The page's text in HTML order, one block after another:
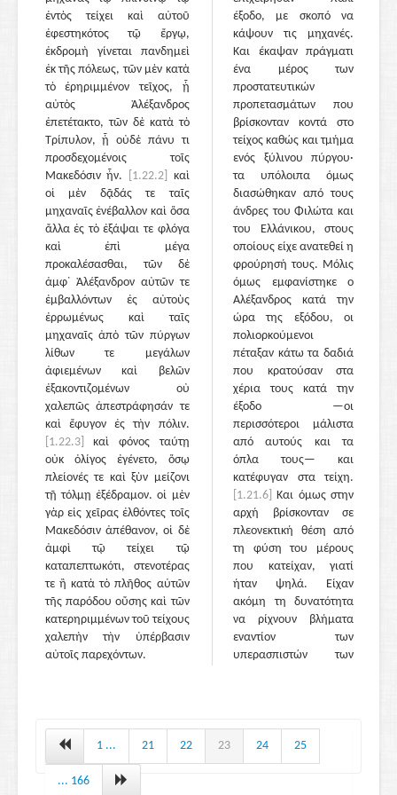
ἐντὸς τείχει καὶ αὐτοῦ
ἐφεστηκότος τῷ ἔργῳ,
ἐκδρομὴ γίνεται πανδημεὶ
ἐκ τῆς πόλεως, τῶν μὲν κατὰ
τὸ ἐρηριμμένον τεῖχος, ᾗ
αὐτὸς Ἀλέξανδρος
ἐπετέτακτο, τῶν δὲ κατὰ τὸ
Τρίπυλον, ᾗ οὐδὲ πάνυ τι
προσδεχομένοις τοῖς
Μακεδόσιν ἦν.
[1.22.2]
καὶ
οἱ μὲν δᾷδάς τε ταῖς
μηχαναῖς ἐνέβαλλον καὶ ὅσα
ἄλλα ἐς τὸ ἐξάψαι τε φλόγα
καὶ ἐπὶ μέγα
προκαλέσασθαι, τῶν δὲ
ἀμφ᾽ Ἀλέξανδρον αὐτῶν τε
ἐμβαλλόντων ἐς αὐτοὺς
ἐρρωμένως καὶ ταῖς
μηχαναῖς ἀπὸ τῶν πύργων
λίθων τε μεγάλων
ἀφιεμένων καὶ βελῶν
ἐξακοντιζομένων οὐ
χαλεπῶς ἀπεστράφησάν τε
καὶ ἔφυγον ἐς τὴν πόλιν.
[1.22.3]
καὶ φόνος ταύτῃ
οὐκ ὀλίγος ἐγένετο, ὅσῳ
πλείονές τε καὶ ξὺν μείζονι
τῇ τόλμῃ ἐξέδραμον. οἱ μὲν
γὰρ εἰς χεῖρας ἐλθόντες τοῖς
Μακεδόσιν ἀπέθανον, οἱ δὲ
ἀμφὶ τῷ τείχει τῷ
καταπεπτωκότι, στενοτέρας
τε ἢ κατὰ τὸ πλῆθος αὐτῶν
τῆς παρόδου οὔσης καὶ τῶν
κατερηριμμένων τοῦ τείχους
χαλεπὴν τὴν ὑπέρβασιν
αὐτοῖς παρεχόντων.
έξοδο, με σκοπό να
κάψουν τις μηχανές.
Και έκαψαν πράγματι
ένα μέρος των
προστατευτικών
προπετασμάτων που
βρίσκονταν κοντά στο
τείχος καθώς και τμήμα
ενός ξύλινου πύργου·
τα υπόλοιπα όμως
διασώθηκαν από τους
άνδρες του Φιλώτα και
του Ελλάνικου, στους
οποίους είχε ανατεθεί η
φρούρησή τους. Μόλις
όμως εμφανίστηκε ο
Αλέξανδρος κατά την
ώρα της εξόδου, οι
πολιορκούμενοι
πέταξαν κάτω τα δαδιά
που κρατούσαν στα
χέρια τους κατά την
έξοδο —οι
περισσότεροι μάλιστα
από αυτούς και τα
όπλα τους— και
κατέφυγαν στα τείχη.
[1.21.6] Και όμως στην
αρχή βρίσκονταν σε
πλεονεκτική θέση από
τη φύση του μέρους
που κατείχαν, γιατί
ήταν ψηλά. Είχαν
ακόμη τη δυνατότητα
να ρίχνουν βλήματα
εναντίον των
υπερασπιστών των
είχαν μείνει όρθιοι στις
δυο πλευρές του
γκρεμισμένου τείχους·
1 ... 21 22 23 24 25
... 166